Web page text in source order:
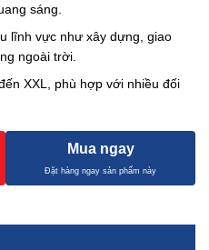
sáng.
lĩnh vực như xây dựng, giao
ngoài trời.
XXL, phù hợp với nhiều đối
Mua ngay